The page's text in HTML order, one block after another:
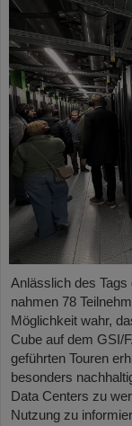
Anlässlich des
nahmen 78
Möglichkeit wahr,
Cube auf dem GSI/
geführten Touren
besonders
Data Centers zu
Nutzung zu